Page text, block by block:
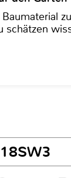
schätzen